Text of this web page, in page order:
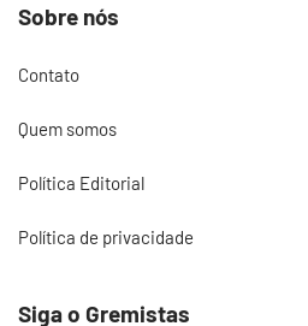
Sobre nós
Contato
Quem somos
Política Editorial
Política de privacidade
Siga o Gremistas